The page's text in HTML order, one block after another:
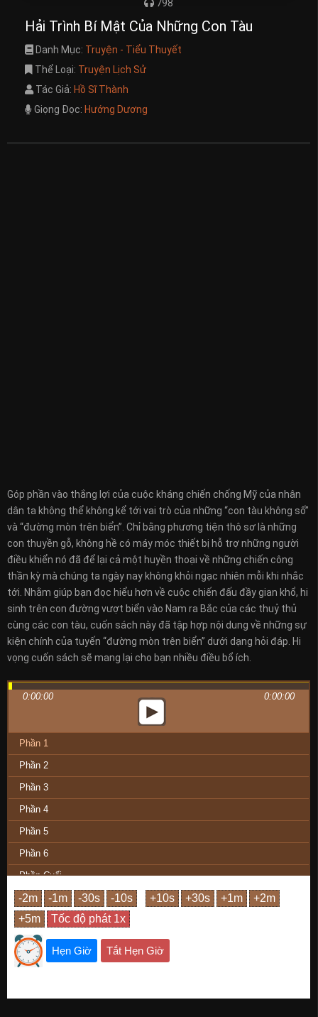
798
Hải Trình Bí Mật Của Những Con Tàu
Danh Mục: Truyện - Tiểu Thuyết
Thể Loại: Truyện Lịch Sử
Tác Giả: Hồ Sĩ Thành
Giọng Đọc: Hướng Dương
Góp phần vào thắng lợi của cuộc kháng chiến chống Mỹ của nhân
dân ta không thể không kể tới vai trò của những “con tàu không số”
và “đường mòn trên biển”. Chỉ bằng phương tiện thô sơ là những
con thuyền gỗ, không hề có máy móc thiết bị hỗ trợ những người
điều khiển nó đã để lại cả một huyền thoại về những chiến công
thần kỳ mà chúng ta ngày nay không khỏi ngạc nhiên mỗi khi nhắc
tới. Nhằm giúp bạn đọc hiểu hơn về cuộc chiến đấu đầy gian khổ, hi
sinh trên con đường vượt biển vào Nam ra Bắc của các thuỷ thủ
cùng các con tàu, cuốn sách này đã tập hợp nội dung về những sự
kiện chính của tuyến “đường mòn trên biển” dưới dạng hỏi đáp. Hi
vọng cuốn sách sẽ mang lại cho bạn nhiều điều bổ ích.
0:00:00 0:00:00
Phần 1
Phần 2
Phần 3
Phần 4
Phần 5
Phần 6
Phần Cuối
Hẹn Giờ Tắt Hẹn Giờ